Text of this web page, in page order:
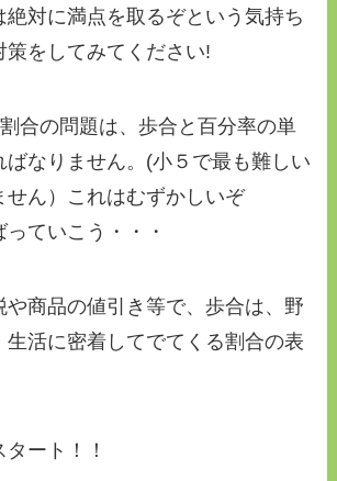
絶対に満点を取るぞという気持ち
策をしてみてください!
合の問題は、歩合と百分率の単
ばなりません。(小５で最も難しい
せん）これはむずかしいぞ
ていこう・・・
や商品の値引き等で、歩合は、野
生活に密着してでてくる割合の表
ート！！